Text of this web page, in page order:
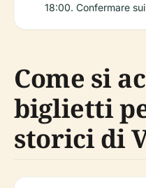
18:00. Confermare
Come si
biglietti
storici di